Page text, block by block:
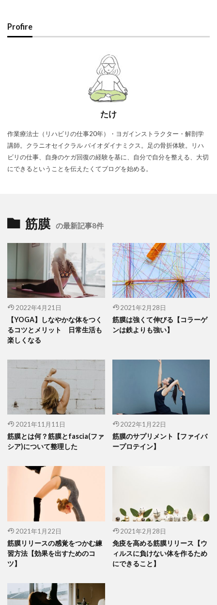
Profire
たけ
作業療法士（リハビリの仕事20年）・ヨガインストラクター・解剖学
講師。クラニオセイクラル バイオダイナミクス。足の骨折体験。リハ
ビリの仕事、自身のケガ回復の経験を基に、自分で自分を整える、大切
にできるということを伝えたくてブログを始める。
筋膜 の最新記事8件
2022年4月21日
【YOGA】しなやかな体をつく
るコツとメリット 日常生活も
楽しくなる
2021年2月28日
筋膜は強くて伸びる【コラーゲ
ンは鉄よりも強い】
2021年11月11日
筋膜とは何？筋膜とfascia(ファ
シア)について整理した
2022年1月22日
筋膜のサプリメント【ファイバ
ープロテイン】
2021年1月22日
筋膜リリースの感覚をつかむ練
習方法【効果を出すためのコ
ツ】
2021年2月28日
免疫を高める筋膜リリース【ウ
ィルスに負けない体を作るため
にできること】